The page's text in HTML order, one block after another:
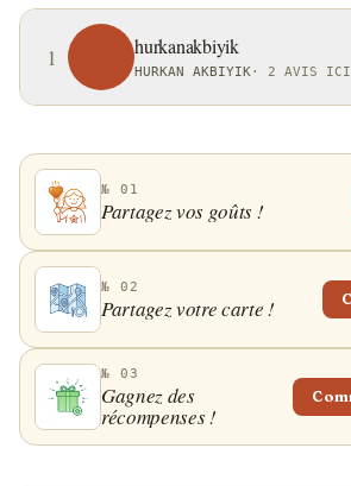
1 hurkanakbiyik
HURKAN AKBIYIK · 2 AVIS ICI
№ 01
Partagez vos goûts !
№ 02
Partagez votre carte !
№ 03
Gagnez des
récompenses !